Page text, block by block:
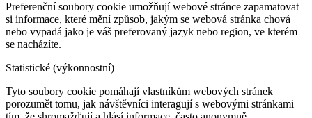
Preferenční soubory cookie umožňují webové stránce zapamatovat
si informace, které mění způsob, jakým se webová stránka chová
nebo vypadá jako je váš preferovaný jazyk nebo region, ve kterém
se nacházíte.
Statistické (výkonnostní)
Tyto soubory cookie pomáhají vlastníkům webových stránek
porozumět tomu, jak návštěvníci interagují s webovými stránkami